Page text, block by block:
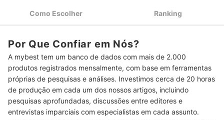
3 Se For Celíaco, Escolha Betacarotenos Livres de Glúten
Perguntas Frequentes Sobre Betacaroteno
Quais Alimentos São Ricos em Betacaroteno? Qual Seria a
Quantidade a Ser Consumida?
Betacaroteno Engorda?
Como Escolher Ranking
Por Que Confiar em Nós?
A mybest tem um banco de dados com mais de 2.000
produtos registrados mensalmente, com base em ferramentas
próprias de pesquisas e análises. Investimos cerca de 20 horas
de produção em cada um dos nossos artigos, incluindo
pesquisas aprofundadas, discussões entre editores e
entrevistas imparciais com especialistas em cada assunto.